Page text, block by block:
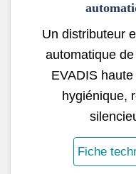
Un distributeur
automatique
EVADIS
hygiénique,
Fiche